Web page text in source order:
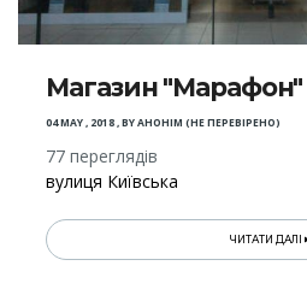
Магазин "Марафон"
04 MAY , 2018,BYАНОНІМ (НЕ ПЕРЕВІРЕНО)
77 переглядів
вулиця Київська
ЧИТАТИ ДАЛІ